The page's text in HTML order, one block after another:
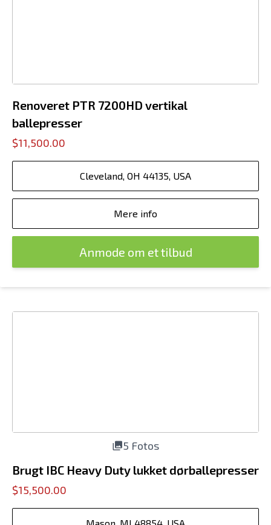
Renoveret PTR 7200HD vertikal
ballepresser
$11,500.00
Cleveland, OH 44135, USA
Mere info
Anmode om et tilbud
5 Fotos
Brugt IBC Heavy Duty lukket dørballepresser
$15,500.00